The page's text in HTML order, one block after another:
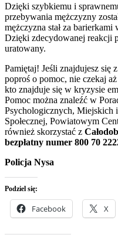
Dzięki szybkiemu i
przebywania mężczyzny
mężczyzna stał za
Dzięki zdecydowanej reakcji
uratowany.
Pamiętaj! Jeśli znajdujesz się
poproś o pomoc, nie czekaj
kto znajduje się w kryzysie
Pomoc można znaleźć w
Psychologicznych, Miejskich
Społecznej, Powiatowym
również skorzystać z
bezpłatny numer 800 70
Policja Nysa
Podziel się:
Facebook X